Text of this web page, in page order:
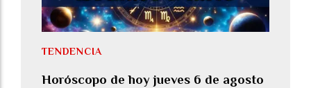
Horóscopo de hoy jueves 6 de agosto
TENDENCIA